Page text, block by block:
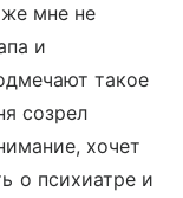
мне не
и
такое
созрел
хочет
о психиатре и